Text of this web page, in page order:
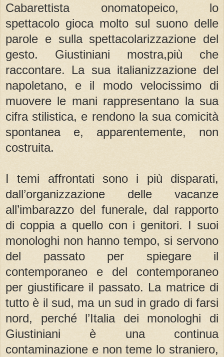
Cabarettista onomatopeico, lo
spettacolo gioca molto sul suono delle
parole e sulla spettacolarizzazione del
gesto. Giustiniani mostra,più che
raccontare. La sua italianizzazione del
napoletano, e il modo velocissimo di
muovere le mani rappresentano la sua
cifra stilistica, e rendono la sua comicità
spontanea e, apparentemente, non
costruita.
I temi affrontati sono i più disparati,
dall’organizzazione delle vacanze
all’imbarazzo del funerale, dal rapporto
di coppia a quello con i genitori. I suoi
monologhi non hanno tempo, si servono
del passato per spiegare il
contemporaneo e del contemporaneo
per giustificare il passato. La matrice di
tutto è il sud, ma un sud in grado di farsi
nord, perché l’Italia dei monologhi di
Giustiniani è una continua
contaminazione e non teme lo straniero,